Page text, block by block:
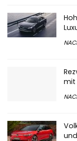
mit